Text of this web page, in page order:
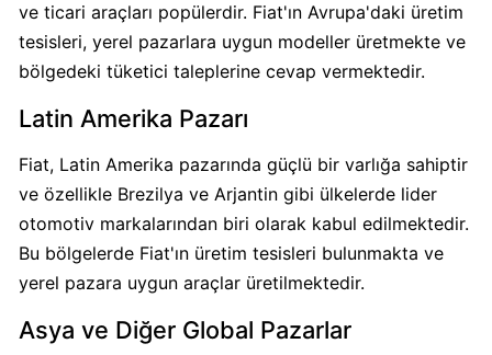
Perrier
İsraile
Destek
Veriyor
yoğurt
ve
süt
mu?
ve ticari araçları popülerdir. Fiat'ın Avrupa'daki üretim
tesisleri, yerel pazarlara uygun modeller üretmekte ve
bölgedeki tüketici taleplerine cevap vermektedir.
Latin Amerika Pazarı
Fiat, Latin Amerika pazarında güçlü bir varlığa sahiptir
ve özellikle Brezilya ve Arjantin gibi ülkelerde lider
otomotiv markalarından biri olarak kabul edilmektedir.
Bu bölgelerde Fiat'ın üretim tesisleri bulunmakta ve
yerel pazara uygun araçlar üretilmektedir.
Asya ve Diğer Global Pazarlar